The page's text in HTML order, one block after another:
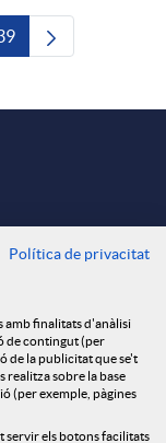
Utilitzeu TAB per
Pàgina
Política de privacitat
amb finalitats d'anàlisi
de contingut (per
de la publicitat que se't
realitza sobre la base
(per exemple, pàgines
servir els botons facilitats